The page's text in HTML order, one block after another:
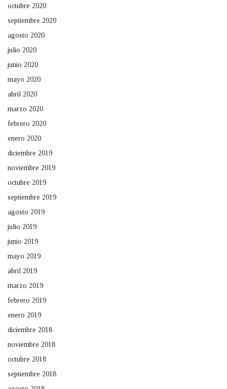
octubre 2020
septiembre 2020
agosto 2020
julio 2020
junio 2020
mayo 2020
abril 2020
marzo 2020
febrero 2020
enero 2020
diciembre 2019
noviembre 2019
octubre 2019
septiembre 2019
agosto 2019
julio 2019
junio 2019
mayo 2019
abril 2019
marzo 2019
febrero 2019
enero 2019
diciembre 2018
noviembre 2018
octubre 2018
septiembre 2018